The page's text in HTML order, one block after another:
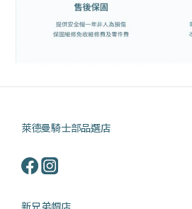
萊德曼騎士部品選店
新兄弟帽店